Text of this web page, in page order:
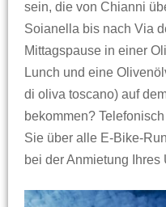
sein, die von Chianni
Soianella bis nach Via
Mittagspause in einer
Lunch und eine
di oliva toscano) auf
bekommen?
Sie über alle E-Bike-
bei der Anmietung